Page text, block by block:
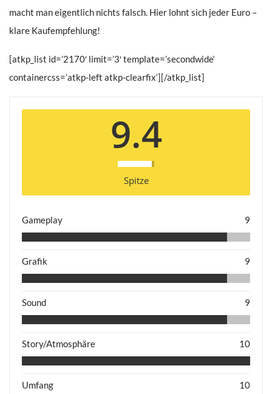
macht man eigentlich nichts falsch. Hier lohnt sich jeder Euro –
klare Kaufempfehlung!
[atkp_list id=’2170′ limit=’3′ template=’secondwide‘
containercss=’atkp-left atkp-clearfix‘][/atkp_list]
9.4
Spitze
Gameplay 9
Grafik 9
Sound 9
Story/Atmosphäre 10
Umfang 10